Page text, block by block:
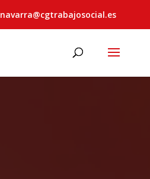
navarra@cgtrabajosocial.es